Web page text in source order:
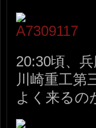
20:30頃、
川崎重工第
よく来るの